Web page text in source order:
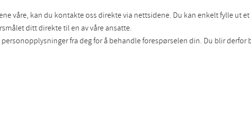
våre, kan du kontakte oss direkte via nettsidene. Du kan enkelt fylle ut
ditt direkte til en av våre ansatte.
fra deg for å behandle forespørselen din. Du blir